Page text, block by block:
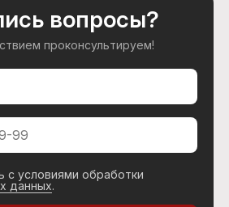
вопросы?
проконсультируем!
с условиями обработки
данных.